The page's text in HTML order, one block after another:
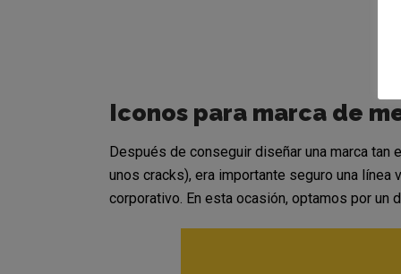
Iconos para marca de
Después de conseguir diseñar una marca
unos cracks), era importante seguro una
corporativo. En esta ocasión, optamos por un